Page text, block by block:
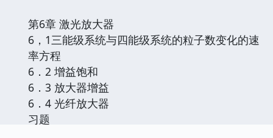
第6章 激光放大器
6，1三能级系统与四能级系统的粒子数变化的速
率方程
6．2 增益饱和
6．3 放大器增益
6．4 光纤放大器
习题